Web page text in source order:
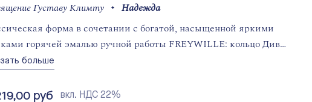
Густаву Климту
Надежда
форма в сочетании с богатой, насыщенной яркими
горячей эмалью ручной работы FREYWILLE: кольцо Дива
излучает художественный дух.
больше
руб вкл. НДС 22%